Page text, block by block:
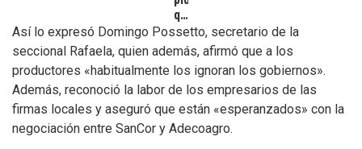
que
se
atiendan
inconvenientes
de
los
tamberos
Así lo expresó Domingo Possetto, secretario de la
seccional Rafaela, quien además, afirmó que a los
productores «habitualmente los ignoran los gobiernos».
Además, reconoció la labor de los empresarios de las
firmas locales y aseguró que están «esperanzados» con la
negociación entre SanCor y Adecoagro.